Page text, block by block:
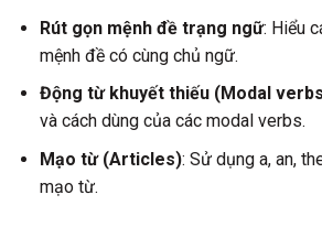
Rút gọn mệnh đề trạng ngữ: Hiểu
mệnh đề có cùng chủ ngữ.
Động từ khuyết thiếu (Modal
và cách dùng của các modal verbs.
Mạo từ (Articles): Sử dụng a, an,
mạo từ.